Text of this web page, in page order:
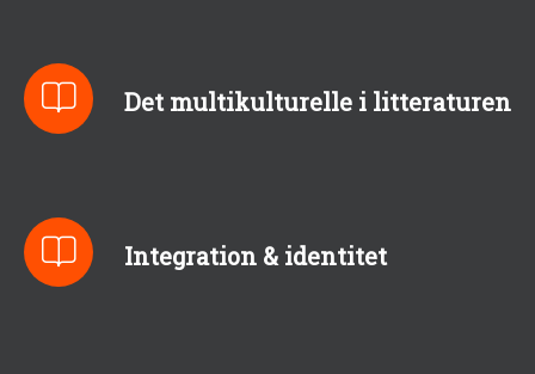
Det multikulturelle i litteraturen
Integration & identitet